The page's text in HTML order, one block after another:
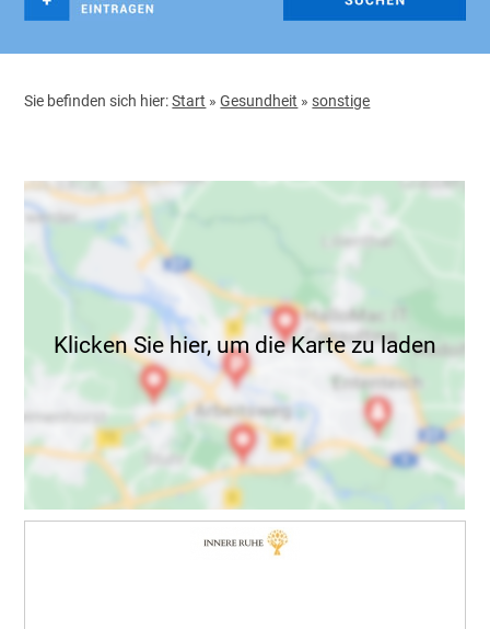
Sie befinden sich hier:Start »Gesundheit » sonstige
Klicken Sie hier, um die Karte zu laden